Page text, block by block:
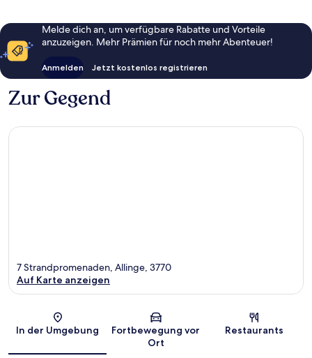
Melde dich an, um verfügbare Rabatte und Vorteile
anzuzeigen. Mehr Prämien für noch mehr Abenteuer!
Anmelden Jetzt kostenlos registrieren
Zur Gegend
Karte
7 Strandpromenaden, Allinge, 3770
Auf Karte anzeigen
In der Umgebung
Fortbewegung vor
Ort
Restaurants